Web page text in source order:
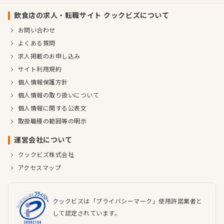
飲食店の求人・転職サイト クックビズについて
お問い合わせ
よくある質問
求人掲載のお申し込み
サイト利用規約
個人情報保護方針
個人情報の取り扱いについて
個人情報に関する公表文
取扱職種の範囲等の明示
運営会社について
クックビズ株式会社
アクセスマップ
クックビズは「プライバシーマーク」使用許諾業者と
して認定されています。